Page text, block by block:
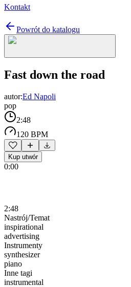
Kontakt
Powrót do katalogu
Fast down the road
autor:Ed Napoli
pop
2:48
120 BPM
Kup utwór
0:00
2:48
Nastrój/Temat
inspirational
advertising
Instrumenty
synthesizer
piano
Inne tagi
instrumental